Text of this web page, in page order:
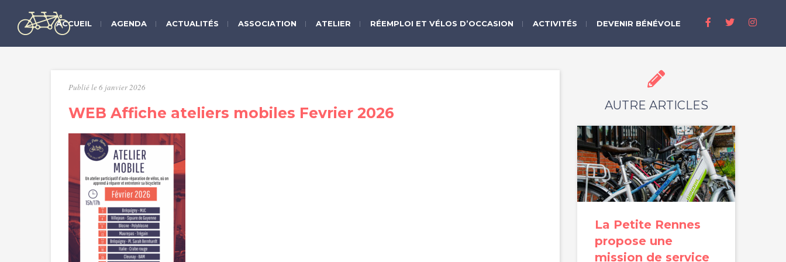
ACCUEIL AGENDA ACTUALITÉS ASSOCIATION ATELIER RÉEMPLOI ET VÉLOS D’OCCASION ACTIVITÉS DEVENIR BÉNÉVOLE
Publié le 6 janvier 2026
WEB Affiche ateliers mobiles Fevrier 2026 AUTRE ARTICLES
La Petite Rennes
propose une
mission de service